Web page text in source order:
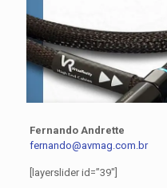
Fernando Andrette
fernando@avmag.com.br
[layerslider id=”39″]